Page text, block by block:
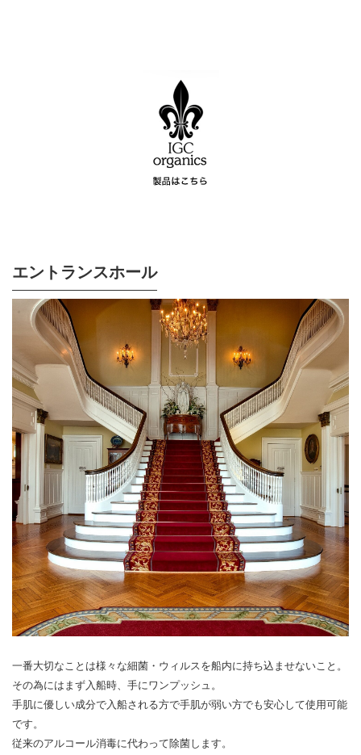
エントランスホール
一番大切なことは様々な細菌・ウィルスを船内に持ち込ませないこと。
その為にはまず入船時、手にワンプッシュ。
手肌に優しい成分で入船される方で手肌が弱い方でも安心して使用可能
です。
従来のアルコール消毒に代わって除菌します。